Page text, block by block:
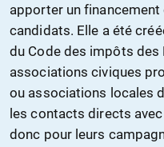
apporter un
candidats. Elle a été
du Code des impôts
associations civiques
ou associations locales
les contacts directs
donc pour leurs